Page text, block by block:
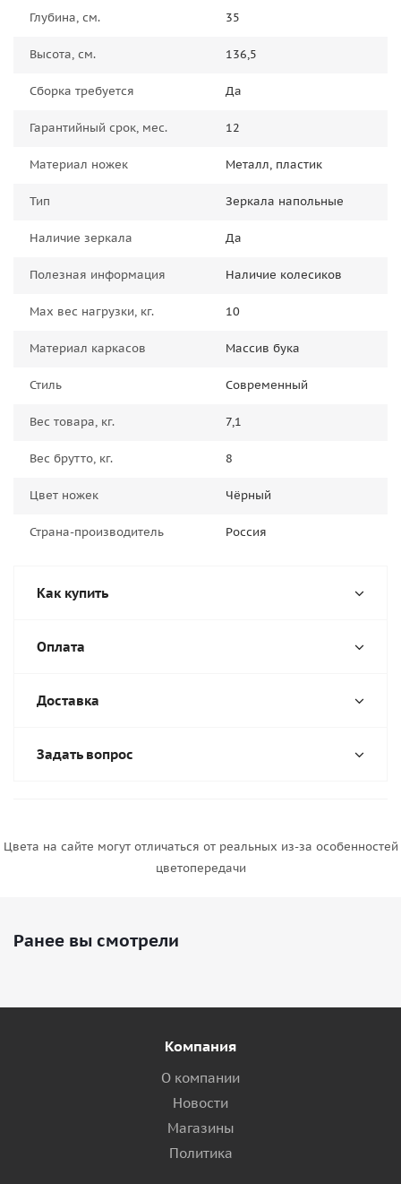
Глубина, см. 35
Высота, см. 136,5
Сборка требуется Да
Гарантийный срок, мес. 12
Материал ножек Металл, пластик
Тип Зеркала напольные
Наличие зеркала Да
Полезная информация Наличие колесиков
Max вес нагрузки, кг. 10
Материал каркасов Массив бука
Стиль Современный
Вес товара, кг. 7,1
Вес брутто, кг. 8
Цвет ножек Чёрный
Страна-производитель Россия
Как купить
Оплата
Доставка
Задать вопрос
Цвета на сайте могут отличаться от реальных из-за особенностей
цветопередачи
Ранее вы смотрели
Компания
О компании
Новости
Магазины
Политика